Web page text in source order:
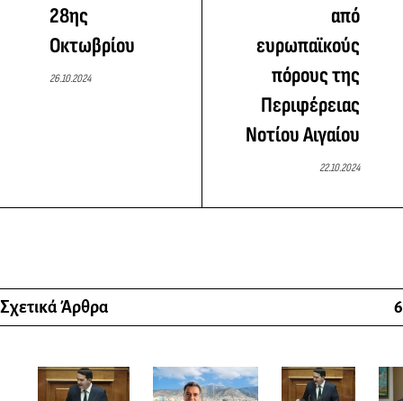
28ης
Οκτωβρίου
26.10.2024
από
ευρωπαϊκούς
πόρους της
Περιφέρειας
Νοτίου Αιγαίου
22.10.2024
Σχετικά Άρθρα 6